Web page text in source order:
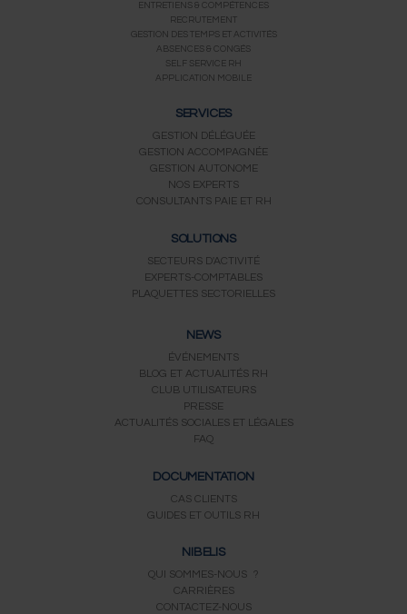
e
g
r
a
m
d
i
n
ENTRETIENS & COMPÉTENCES
RECRUTEMENT
GESTION DES TEMPS ET ACTIVITÉS
ABSENCES & CONGÉS
SELF SERVICE RH
APPLICATION MOBILE
SERVICES
GESTION DÉLÉGUÉE
GESTION ACCOMPAGNÉE
GESTION AUTONOME
NOS EXPERTS
CONSULTANTS PAIE ET RH
SOLUTIONS
SECTEURS D'ACTIVITÉ
EXPERTS-COMPTABLES
PLAQUETTES SECTORIELLES
NEWS
ÉVÉNEMENTS
BLOG ET ACTUALITÉS RH
CLUB UTILISATEURS
PRESSE
ACTUALITÉS SOCIALES ET LÉGALES
FAQ
DOCUMENTATION
CAS CLIENTS
GUIDES ET OUTILS RH
NIBELIS
QUI SOMMES-NOUS ?
CARRIÈRES
CONTACTEZ-NOUS